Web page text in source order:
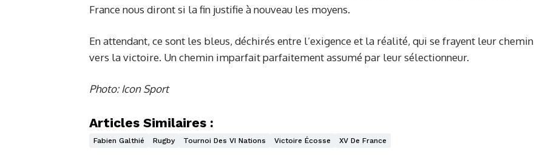
France nous diront si la fin justifie à nouveau les moyens.
En attendant, ce sont les bleus, déchirés entre l’exigence et la réalité, qui se frayent leur chemin
vers la victoire. Un chemin imparfait parfaitement assumé par leur sélectionneur.
Photo: Icon Sport
Articles Similaires :
Fabien Galthié Rugby Tournoi Des VI Nations Victoire Écosse XV De France